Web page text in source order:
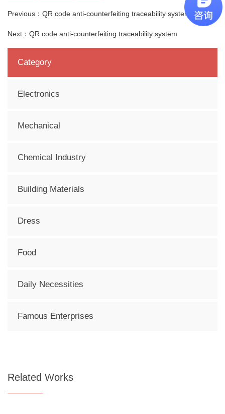
Previous： QR code anti-counterfeiting traceability system
Next： QR code anti-counterfeiting traceability system
Category
Electronics
Mechanical
Chemical Industry
Building Materials
Dress
Food
Daily Necessities
Famous Enterprises
Related Works